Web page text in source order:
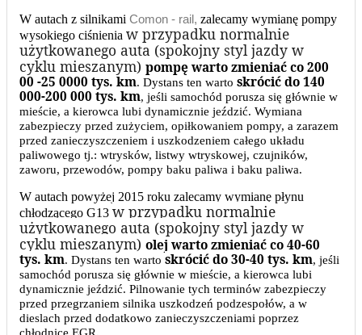
W autach z silnikami Comon - rail, zalecamy wymianę pompy
wysokiego ciśnienia w przypadku normalnie
użytkowanego auta (spokojny styl jazdy w
cyklu mieszanym) pompę warto zmieniać co 200
00 -25 0000 tys. km. Dystans ten warto skrócić do 140
000-200 000 tys. km, jeśli samochód porusza się głównie w
mieście, a kierowca lubi dynamicznie jeździć. Wymiana
zabezpieczy przed zużyciem, opiłkowaniem pompy, a zarazem
przed zanieczyszczeniem i uszkodzeniem całego układu
paliwowego tj.: wtrysków, listwy wtryskowej, czujników,
zaworu, przewodów, pompy baku paliwa i baku paliwa.
W autach powyżej 2015 roku zalecamy wymianę płynu
chłodzącego G13 w przypadku normalnie
użytkowanego auta (spokojny styl jazdy w
cyklu mieszanym) olej warto zmieniać co 40-60
tys. km. Dystans ten warto skrócić do 30-40 tys. km, jeśli
samochód porusza się głównie w mieście, a kierowca lubi
dynamicznie jeździć. Pilnowanie tych terminów zabezpieczy
przed przegrzaniem silnika uszkodzeń podzespołów, a w
dieslach przed dodatkowo zanieczyszczeniami poprzez